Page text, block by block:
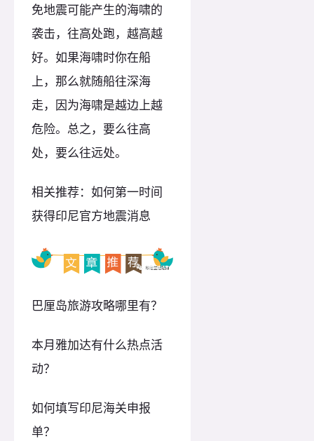
免地震可能产生的海啸的
袭击，往高处跑，越高越
好。如果海啸时你在船
上，那么就随船往深海
走，因为海啸是越边上越
危险。总之，要么往高
处，要么往远处。
相关推荐：如何第一时间
获得印尼官方地震消息
巴厘岛旅游攻略哪里有？
本月雅加达有什么热点活
动？
如何填写印尼海关申报
单？